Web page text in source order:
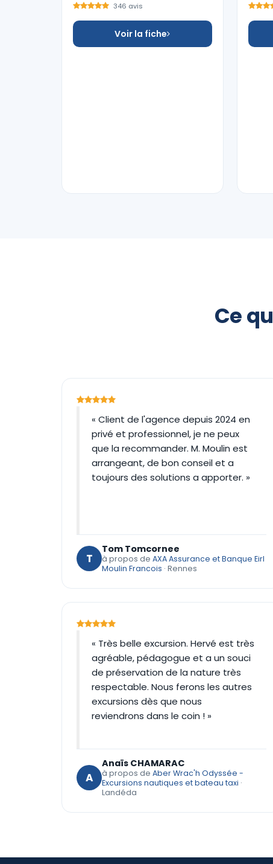
346 avis
Voir la fiche
Ce
« Client de l'agence depuis 2024 en
privé et professionnel, je ne peux
que la recommander. M. Moulin est
arrangeant, de bon conseil et a
toujours des solutions a apporter. »
T
Tom Tomcornee
à propos de AXA Assurance et Banque Eirl
Moulin Francois · Rennes
« Très belle excursion. Hervé est très
agréable, pédagogue et a un souci
de préservation de la nature très
respectable. Nous ferons les autres
excursions dès que nous
reviendrons dans le coin ! »
A
Anaïs CHAMARAC
à propos de Aber Wrac'h Odyssée -
Excursions nautiques et bateau taxi ·
Landéda